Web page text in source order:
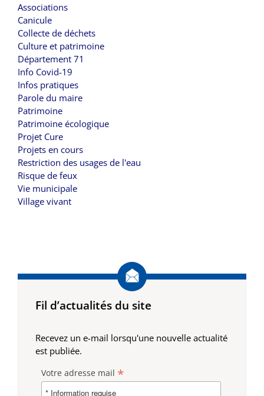
Associations
Canicule
Collecte de déchets
Culture et patrimoine
Département 71
Info Covid-19
Infos pratiques
Parole du maire
Patrimoine
Patrimoine écologique
Projet Cure
Projets en cours
Restriction des usages de l'eau
Risque de feux
Vie municipale
Village vivant
Fil d’actualités du site
Recevez un e-mail lorsqu'une nouvelle actualité
est publiée.
Votre adresse mail *